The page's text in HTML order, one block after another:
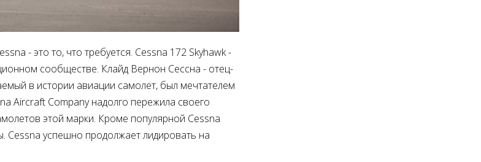
- это то, что требуется. Cessna 172 Skyhawk -
сообществе. Клайд Вернон Сессна - отец-
в истории авиации самолет, был мечтателем
Aircraft Company надолго пережила своего
этой марки. Кроме популярной Cessna
успешно продолжает лидировать на